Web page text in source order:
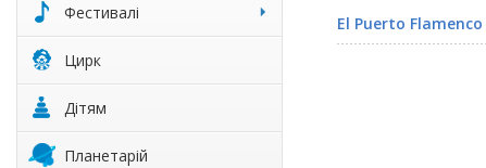
Фестивалі
Цирк
Дітям
Планетарій
El Puerto Flamenco